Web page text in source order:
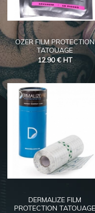
OZER FILM PROTECTION
TATOUAGE
12.90 €HT
DERMALIZE FILM
PROTECTION TATOUAGE